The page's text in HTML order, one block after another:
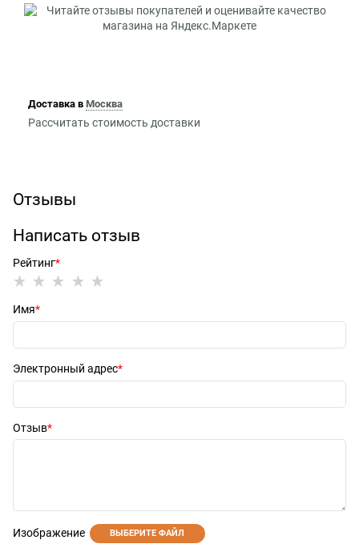
Доставка в Москва
Рассчитать стоимость доставки
Отзывы
Написать отзыв
Рейтинг
Имя
Электронный адрес
Отзыв
Изображение ВЫБЕРИТЕ ФАЙЛ